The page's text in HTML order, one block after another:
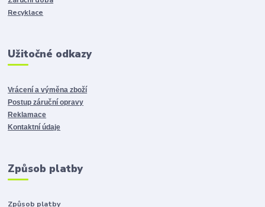
Recyklace
Užitočné odkazy
Vrácení a výměna zboží
Postup záruční opravy
Reklamace
Kontaktní údaje
Způsob platby
Způsob platby